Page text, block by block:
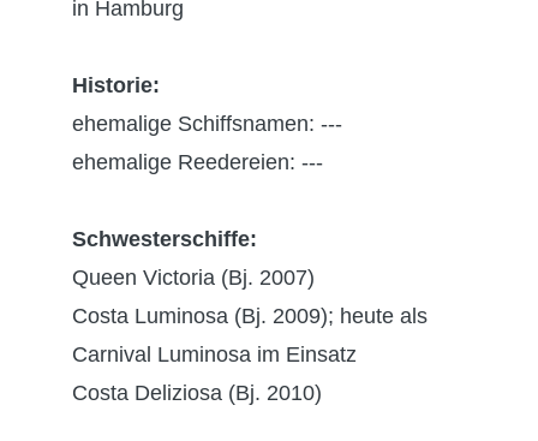
in Hamburg
Historie:
ehemalige Schiffsnamen: ---
ehemalige Reedereien: ---
Schwesterschiffe:
Queen Victoria (Bj. 2007)
Costa Luminosa (Bj. 2009); heute als
Carnival Luminosa im Einsatz
Costa Deliziosa (Bj. 2010)